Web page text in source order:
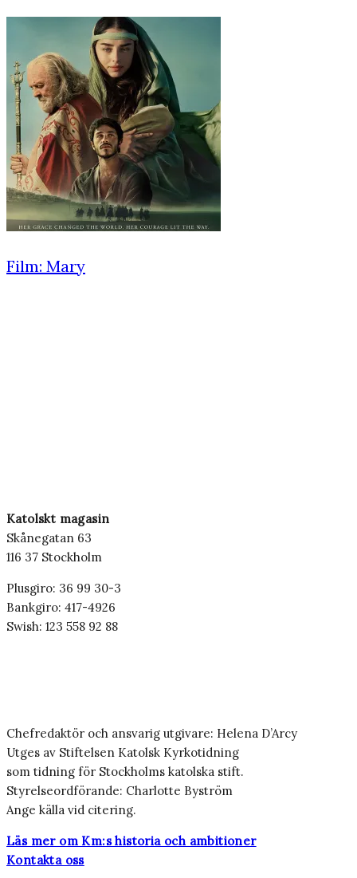
Film: Mary
Katolskt magasin
Skånegatan 63
116 37 Stockholm
Plusgiro: 36 99 30-3
Bankgiro: 417-4926
Swish: 123 558 92 88
Chefredaktör och ansvarig utgivare: Helena D’Arcy
Utges av Stiftelsen Katolsk Kyrkotidning
som tidning för Stockholms katolska stift.
Styrelseordförande: Charlotte Byström
Ange källa vid citering.
Läs mer om Km:s historia och ambitioner
Kontakta oss